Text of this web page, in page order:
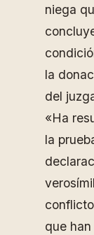
niega
la
del
«Ha
la
que